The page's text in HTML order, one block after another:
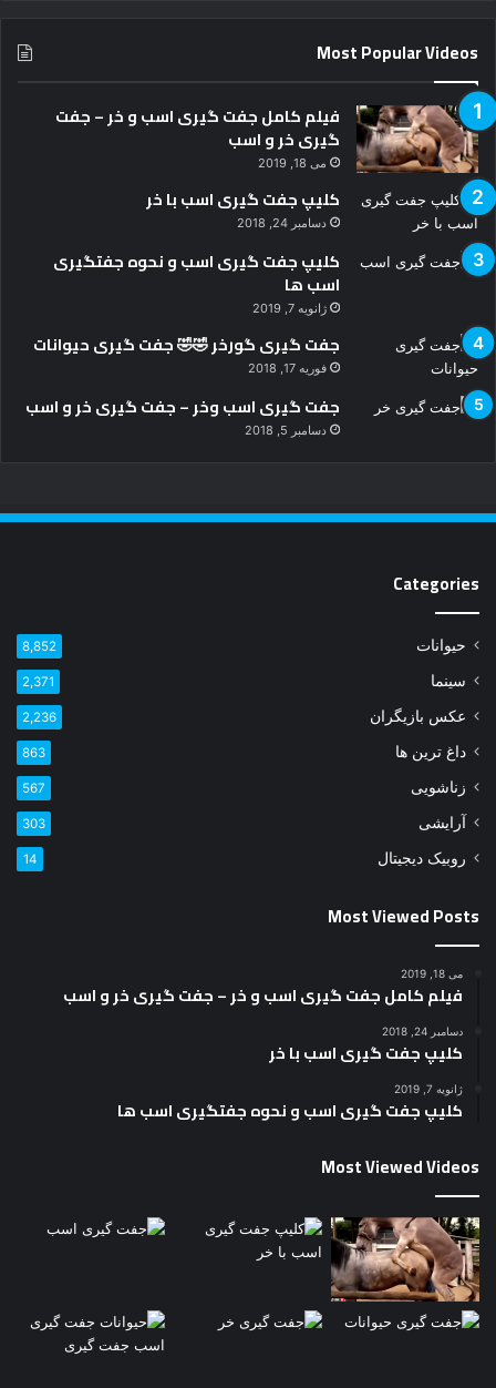
Most Popular Videos
فیلم کامل جفت گیری اسب و خر – جفت
گیری خر و اسب
می 18, 2019
کلیپ جفت گیری اسب با خر
دسامبر 24, 2018
کلیپ جفت گیری اسب و نحوه جفتگیری
اسب ها
ژانویه 7, 2019
جفت گیری گورخر 🤣🤣 جفت گیری حیوانات
فوریه 17, 2018
جفت گیری اسب وخر – جفت گیری خر و اسب
دسامبر 5, 2018
Categories
حیوانات 8,852
سینما 2,371
عکس بازیگران 2,236
داغ ترین ها 863
زناشویی 567
آرایشی 303
روبیک دیجیتال 14
Most Viewed Posts
می 18, 2019
فیلم کامل جفت گیری اسب و خر – جفت گیری خر و اسب
دسامبر 24, 2018
کلیپ جفت گیری اسب با خر
ژانویه 7, 2019
کلیپ جفت گیری اسب و نحوه جفتگیری اسب ها
Most Viewed Videos